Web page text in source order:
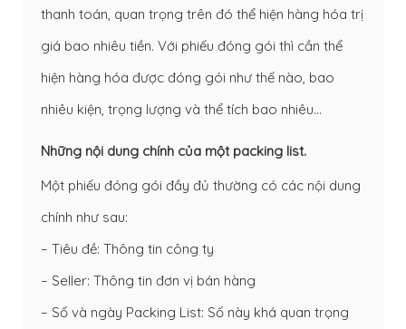
thanh toán, quan trọng trên đó thể hiện hàng hóa trị
giá bao nhiêu tiền. Với phiếu đóng gói thì cần thể
hiện hàng hóa được đóng gói như thế nào, bao
nhiêu kiện, trọng lượng và thể tích bao nhiêu…
Những nội dung chính của một packing list.
Một phiếu đóng gói đầy đủ thường có các nội dung
chính như sau:
– Tiêu đề: Thông tin công ty
– Seller: Thông tin đơn vị bán hàng
– Số và ngày Packing List: Số này khá quan trọng